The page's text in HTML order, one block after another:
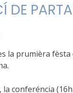
DE
la prumièra fèsta
la conferéncia